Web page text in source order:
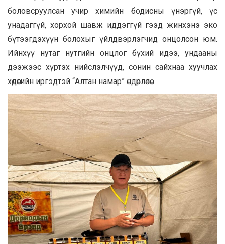
боловсруулсан учир химийн бодисны үнэргүй, үс
унадаггүй, хорхой шавж иддэггүй гээд жинхэнэ эко
бүтээгдэхүүн болохыг үйлдвэрлэгчид онцолсон юм.
Ийнхүү нутаг нутгийн онцлог бүхий идээ, ундааны
дээжээс хүртэх нийслэлчүүд, сонин сайхнаа хуучлах
хөдөөгийн иргэдтэй “Алтан намар” өндөрлөлөө.